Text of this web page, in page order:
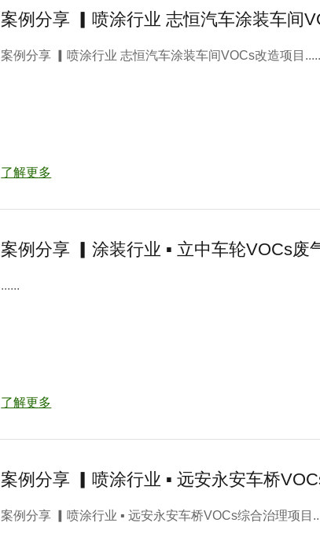
案例分享 ▎喷涂行业 志恒汽车涂装车间
案例分享 ▎喷涂行业 志恒汽车涂装车间VOCs改造项目
了解更多
案例分享 ▎涂装行业 ▪ 立中车轮VOCs废
......
了解更多
案例分享 ▎喷涂行业 ▪ 远安永安车桥
案例分享 ▎喷涂行业 ▪ 远安永安车桥VOCs综合治理项目